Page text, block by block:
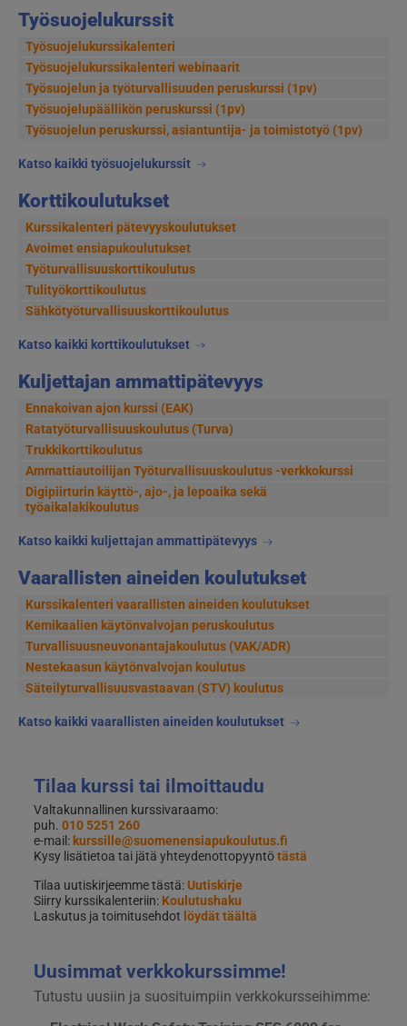
Työsuojelukurssit
Työsuojelukurssikalenteri
Työsuojelukurssikalenteri webinaarit
Työsuojelun ja työturvallisuuden peruskurssi (1pv)
Työsuojelupäällikön peruskurssi (1pv)
Työsuojelun peruskurssi, asiantuntija- ja toimistotyö (1pv)
Katso kaikki työsuojelukurssit
Korttikoulutukset
Kurssikalenteri pätevyyskoulutukset
Avoimet ensiapukoulutukset
Työturvallisuuskorttikoulutus
Tulityökorttikoulutus
Sähkötyöturvallisuuskorttikoulutus
Katso kaikki korttikoulutukset
Kuljettajan ammattipätevyys
Ennakoivan ajon kurssi (EAK)
Ratatyöturvallisuuskoulutus (Turva)
Trukkikorttikoulutus
Ammattiautoilijan Työturvallisuuskoulutus -verkkokurssi
Digipiirturin käyttö-, ajo-, ja lepoaika sekä
työaikalakikoulutus
Katso kaikki kuljettajan ammattipätevyys
Vaarallisten aineiden koulutukset
Kurssikalenteri vaarallisten aineiden koulutukset
Kemikaalien käytönvalvojan peruskoulutus
Turvallisuusneuvonantajakoulutus (VAK/ADR)
Nestekaasun käytönvalvojan koulutus
Säteilyturvallisuusvastaavan (STV) koulutus
Katso kaikki vaarallisten aineiden koulutukset
Tilaa kurssi tai ilmoittaudu
Valtakunnallinen kurssivaraamo:
puh. 010 5251 260
e-mail: kurssille@suomenensiapukoulutus.fi
Kysy lisätietoa tai jätä yhteydenottopyyntötästä
Tilaa uutiskirjeemme tästä:Uutiskirje
Siirry kurssikalenteriin: Koulutushaku
Laskutus ja toimitusehdot löydät täältä
Uusimmat verkkokurssimme!
Tutustu uusiin ja suosituimpiin verkkokursseihimme: